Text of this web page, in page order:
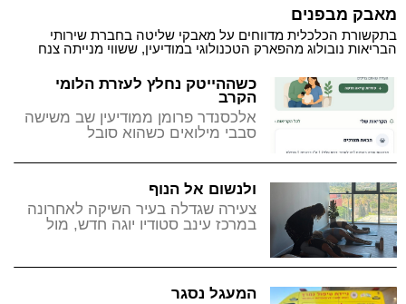
מאבק מבפנים
בתקשורת הכלכלית מדווחים על מאבקי שליטה בחברת שירותי
הבריאות נובולוג מהפארק הטכנולוגי במודיעין, ששווי מנייתה צנח
כשההייטק נחלץ לעזרת הלומי
הקרב
אלכסנדר פרומן ממודיעין שב משישה
סבבי מילואים כשהוא סובל
פלטפורמה חדשה שתנסה לסייע דווקא
לבני המשפחות
ולנשום אל הנוף
צעירה שגדלה בעיר השיקה לאחרונה
במרכז עינב סטודיו יוגה חדש, מול
ראתה
המעגל נסגר